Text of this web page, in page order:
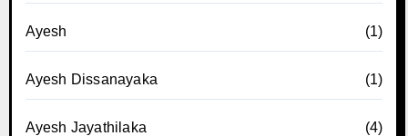
Ayesh (1)
Ayesh Dissanayaka (1)
Ayesh Jayathilaka (4)